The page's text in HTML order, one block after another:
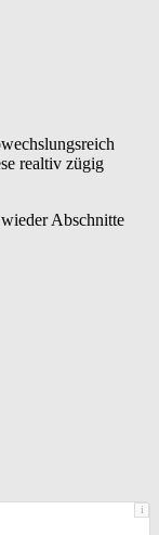
realtiv zügig
Abschnitte
i